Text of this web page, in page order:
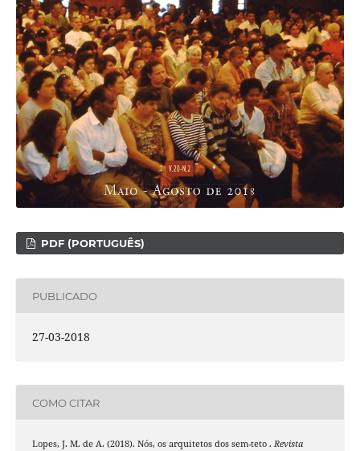
PDF (PORTUGUÊS)
PUBLICADO
27-03-2018
COMO CITAR
Lopes, J. M. de A. (2018). Nós, os arquitetos dos sem-teto . Revista